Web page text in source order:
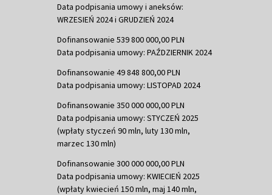
Data podpisania umowy i aneksów:
WRZESIEŃ 2024 i GRUDZIEŃ 2024
Dofinansowanie 539 800 000,00 PLN
Data podpisania umowy: PAŹDZIERNIK 2024
Dofinansowanie 49 848 800,00 PLN
Data podpisania umowy: LISTOPAD 2024
Dofinansowanie 350 000 000,00 PLN
Data podpisania umowy: STYCZEŃ 2025
(wpłaty styczeń 90 mln, luty 130 mln,
marzec 130 mln)
Dofinansowanie 300 000 000,00 PLN
Data podpisania umowy: KWIECIEŃ 2025
(wpłaty kwiecień 150 mln, maj 140 mln,